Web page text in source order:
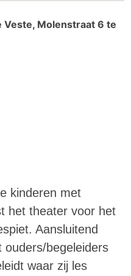
Veste, Molenstraat 6 te
kinderen met
het theater voor het
Aansluitend
ouders/begeleiders
waar zij les